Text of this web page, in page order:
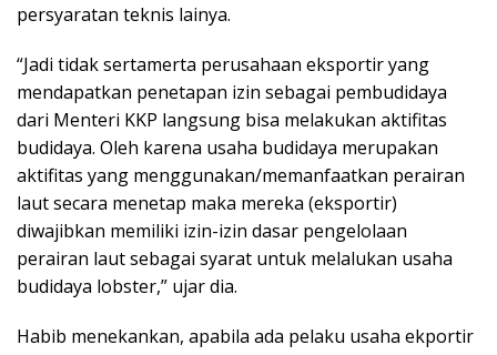
persyaratan teknis lainya.
“Jadi tidak sertamerta perusahaan eksportir yang
mendapatkan penetapan izin sebagai pembudidaya
dari Menteri KKP langsung bisa melakukan aktifitas
budidaya. Oleh karena usaha budidaya merupakan
aktifitas yang menggunakan/memanfaatkan perairan
laut secara menetap maka mereka (eksportir)
diwajibkan memiliki izin-izin dasar pengelolaan
perairan laut sebagai syarat untuk melalukan usaha
budidaya lobster,” ujar dia.
Habib menekankan, apabila ada pelaku usaha ekportir